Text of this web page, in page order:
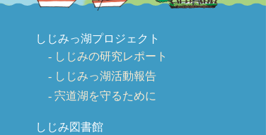
しじみっ湖プロジェクト
しじみの研究レポート
しじみっ湖活動報告
宍道湖を守るために
しじみ図書館